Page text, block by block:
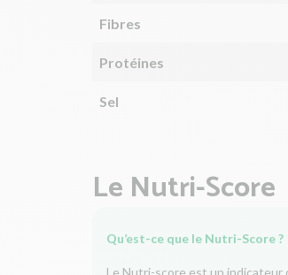
Fibres
Protéines
Sel
Le Nutri-Score
Qu’est-ce que le Nutri-Score ?